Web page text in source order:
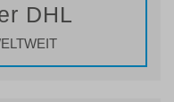
DHL